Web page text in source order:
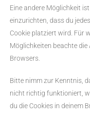
Eine andere Möglichkeit
einzurichten, dass du
Cookie platziert wird. Für
Möglichkeiten beachte
Browsers.
Bitte nimm zur Kenntnis,
nicht richtig funktioniert,
du die Cookies in deinem